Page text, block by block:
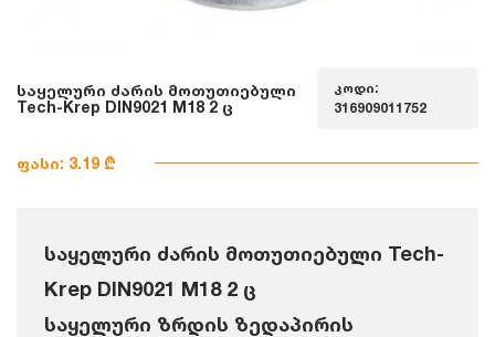
საყელური ძარის მოთუთიებული
Tech-Krep DIN9021 M18 2 ც
კოდი:
316909011752
ფასი: 3.19 ₾
საყელური ძარის მოთუთიებული Tech-
Krep DIN9021 M18 2 ც
საყელური ზრდის ზედაპირის